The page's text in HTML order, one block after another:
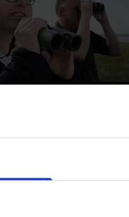
for på 24 timer at
dyrearter.
• 39 min